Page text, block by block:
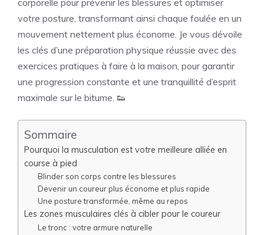
corporelle pour prévenir les blessures et optimiser
votre posture, transformant ainsi chaque foulée en un
mouvement nettement plus économe. Je vous dévoile
les clés d’une préparation physique réussie avec des
exercices pratiques à faire à la maison, pour garantir
une progression constante et une tranquillité d’esprit
maximale sur le bitume. 👟
Sommaire
Pourquoi la musculation est votre meilleure alliée en
course à pied
Blinder son corps contre les blessures
Devenir un coureur plus économe et plus rapide
Une posture transformée, même au repos
Les zones musculaires clés à cibler pour le coureur
Le tronc : votre armure naturelle